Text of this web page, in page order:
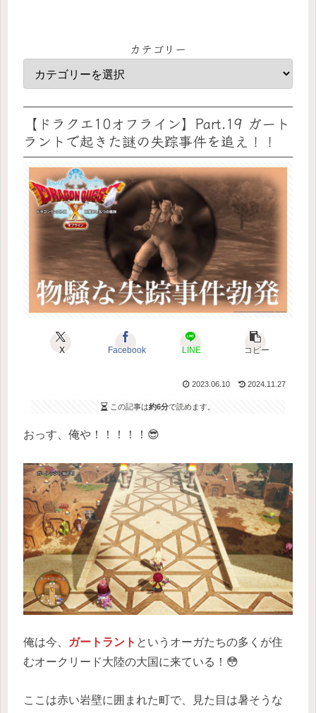
カテゴリー
【ドラクエ10オフライン】Part.19 ガート
ラントで起きた謎の失踪事件を追え！！
X Facebook LINE コピー
2023.06.10 2024.11.27
この記事は約6分で読めます。
おっす、俺や！！！！！😎
俺は今、 ガートラント というオーガたちの多くが住
むオークリード大陸の大国に来ている！😳
ここは赤い岩壁に囲まれた町で、見た目は暑そうな